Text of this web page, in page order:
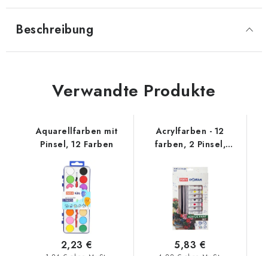
Beschreibung
Verwandte Produkte
Aquarellfarben mit
Pinsel, 12 Farben
2,23 €
Acrylfarben - 12
farben, 2 Pinsel,
5,83 €